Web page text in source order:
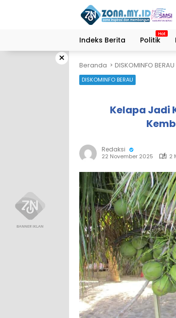
Indeks Berita Politik
× Beranda DISKOMINFO BERAU
DISKOMINFO BERAU
Kelapa Jadi
Redaksi
22 November 2025 2